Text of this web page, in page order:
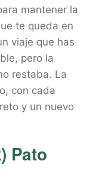
mantener la
te queda en
viaje que has
pero la
restaba. La
con cada
y un nuevo
Pato